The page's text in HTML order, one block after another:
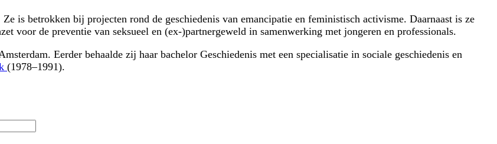
is betrokken bij projecten rond de geschiedenis van emancipatie en feministisch activisme. Daarnaast is ze
voor de preventie van seksueel en (ex-)partnergeweld in samenwerking met jongeren en professionals.
Eerder behaalde zij haar bachelor Geschiedenis met een specialisatie in sociale geschiedenis en
(1978–1991).